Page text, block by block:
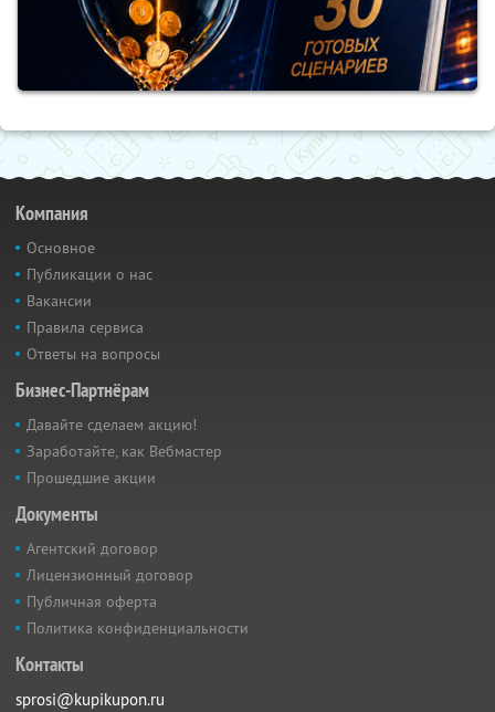
Компания
Основное
Публикации о нас
Вакансии
Правила сервиса
Ответы на вопросы
Бизнес-Партнёрам
Давайте сделаем акцию!
Заработайте, как Вебмастер
Прошедшие акции
Документы
Агентский договор
Лицензионный договор
Публичная оферта
Политика конфиденциальности
Контакты
sprosi@kupikupon.ru